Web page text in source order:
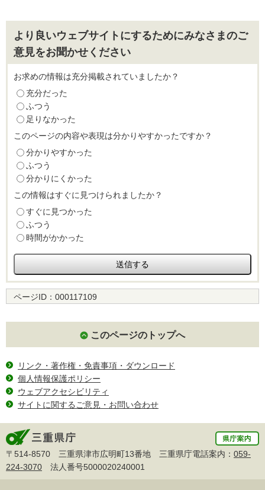
より良いウェブサイトにするためにみなさまのご
意見をお聞かせください
お求めの情報は充分掲載されていましたか？
充分だった
ふつう
足りなかった
このページの内容や表現は分かりやすかったですか？
分かりやすかった
ふつう
分かりにくかった
この情報はすぐに見つけられましたか？
すぐに見つかった
ふつう
時間がかかった
ページID： 000117109
このページのトップへ
リンク・著作権・免責事項・ダウンロード
個人情報保護ポリシー
ウェブアクセシビリティ
サイトに関するご意見・お問い合わせ
〒514-8570 三重県津市広明町13番地 三重県庁電話案内： 059-
224-3070 法人番号5000020240001